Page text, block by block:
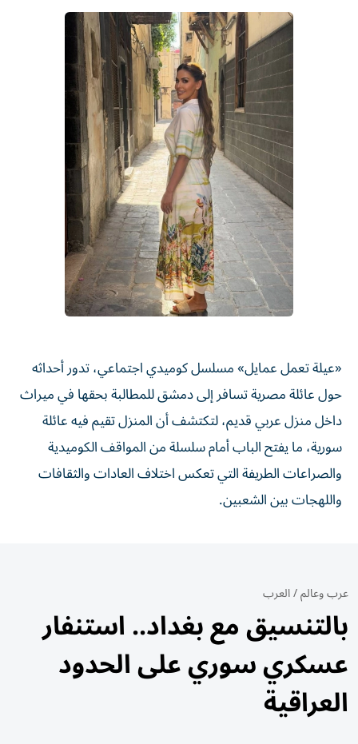
«عيلة تعمل عمايل» مسلسل كوميدي اجتماعي، تدور أحداثه
حول عائلة مصرية تسافر إلى دمشق للمطالبة بحقها في ميراث
داخل منزل عربي قديم، لتكتشف أن المنزل تقيم فيه عائلة
سورية، ما يفتح الباب أمام سلسلة من المواقف الكوميدية
والصراعات الطريفة التي تعكس اختلاف العادات والثقافات
واللهجات بين الشعبين.
عرب وعالم/العرب
بالتنسيق مع بغداد.. استنفار
عسكري سوري على الحدود
العراقية